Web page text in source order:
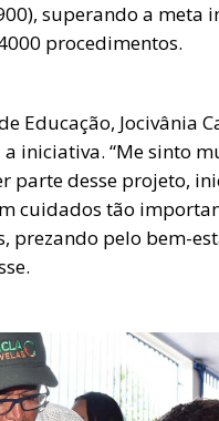
superando a meta
procedimentos.
Educação, Jocivânia
iniciativa. “Me sinto
parte desse projeto,
cuidados tão
prezando pelo bem-